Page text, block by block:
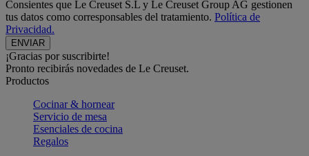
Consientes que Le Creuset S.L y Le Creuset Group AG gestionen
tus datos como corresponsables del tratamiento. Política de
Privacidad.
¡Gracias por suscribirte!
Pronto recibirás novedades de Le Creuset.
Productos
Cocinar & hornear
Servicio de mesa
Esenciales de cocina
Regalos